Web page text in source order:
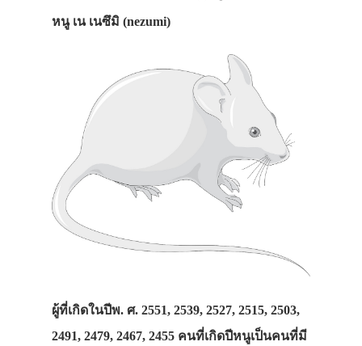
หนู เน เนซึมิ (nezumi)
ผู้ที่เกิดในปีพ. ศ. 2551, 2539, 2527, 2515, 2503,
2491, 2479, 2467, 2455 คนที่เกิดปีหนูเป็นคนที่มี